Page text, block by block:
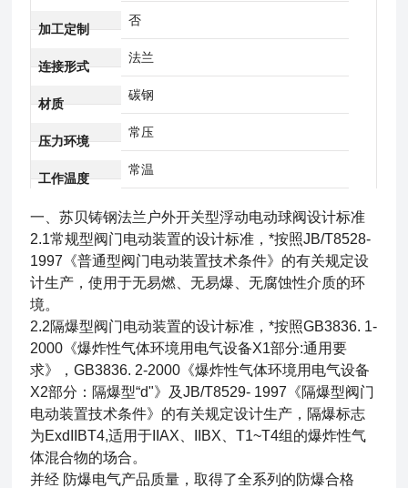
加工定制
否
连接形式
法兰
材质
碳钢
压力环境
常压
工作温度
常温
一、苏贝铸钢法兰户外开关型浮动电动球阀设计标准
2.1常规型阀门电动装置的设计标准，*按照JB/T8528-
1997《普通型阀门电动装置技术条件》的有关规定设
计生产，使用于无易燃、无易爆、无腐蚀性介质的环
境。
2.2隔爆型阀门电动装置的设计标准，*按照GB3836. 1-
2000《爆炸性气体环境用电气设备X1部分:通用要
求》，GB3836. 2-2000《爆炸性气体环境用电气设备
X2部分：隔爆型“d"》及JB/T8529- 1997《隔爆型阀门
电动装置技术条件》的有关规定设计生产，隔爆标志
为ExdIIBT4,适用于IIAX、IIBX、T1~T4组的爆炸性气
体混合物的场合。
并经 防爆电气产品质量，取得了全系列的防爆合格